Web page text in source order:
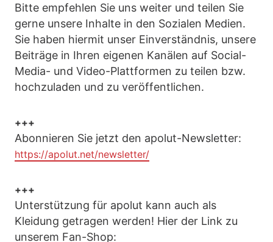
Bitte empfehlen Sie uns weiter und teilen Sie
gerne unsere Inhalte in den Sozialen Medien.
Sie haben hiermit unser Einverständnis, unsere
Beiträge in Ihren eigenen Kanälen auf Social-
Media- und Video-Plattformen zu teilen bzw.
hochzuladen und zu veröffentlichen.
+++
Abonnieren Sie jetzt den apolut-Newsletter:
https://apolut.net/newsletter/
+++
Unterstützung für apolut kann auch als
Kleidung getragen werden! Hier der Link zu
unserem Fan-Shop: